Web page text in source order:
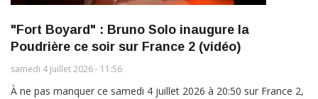
"Fort Boyard" : Bruno Solo inaugure la
Poudrière ce soir sur France 2 (vidéo)
samedi 4 juillet 2026 - 11:56
À ne pas manquer ce samedi 4 juillet 2026 à 20:50 sur France 2,